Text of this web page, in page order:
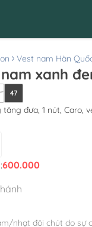
Vest nam Hàn
xanh
47
đưa, 1 nút, Caro,
600.000
nhạt đôi chút do sự